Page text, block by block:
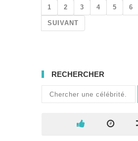
1 2 3 4 5 6
SUIVANT
RECHERCHER